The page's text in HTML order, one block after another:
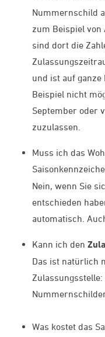
Nummernschild
zum Beispiel
sind dort die
und ist auf ganze
Beispiel nicht
September oder
zuzulassen.
Muss ich das
Nein, wenn Sie
entschieden
automatisch.
Kann ich den
Das ist natürlich
Was kostet das